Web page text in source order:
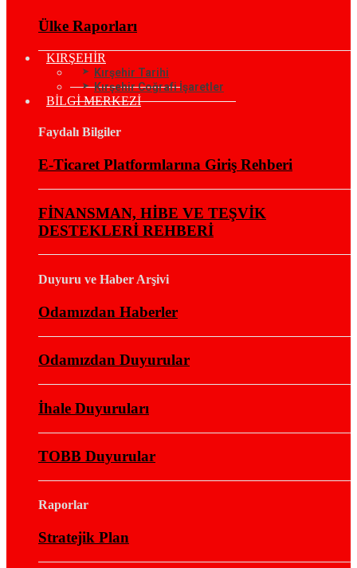
Ülke Raporları
KIRŞEHİR
Kırşehir Tarihi
Kırşehir Coğrafi İşaretler
BİLGİ MERKEZİ
Faydalı Bilgiler
E-Ticaret Platformlarına Giriş Rehberi
FİNANSMAN, HİBE VE TEŞVİK
DESTEKLERİ REHBERİ
Duyuru ve Haber Arşivi
Odamızdan Haberler
Odamızdan Duyurular
İhale Duyuruları
TOBB Duyurular
Raporlar
Stratejik Plan